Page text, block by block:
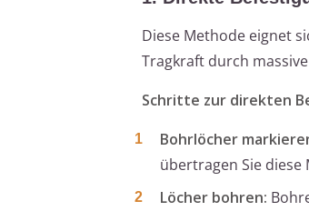
Diese Methode eignet
Tragkraft durch
Schritte zur direkten
Bohrlöcher
übertragen Sie diese
Löcher bohren: